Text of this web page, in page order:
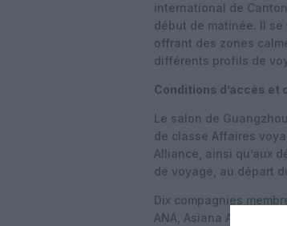
international de
début de matinée. Il
offrant des zones
différents profils de
Conditions d’accès
Le salon de
de classe Affaires
Alliance, ainsi qu’aux
de voyage, au départ
Dix compagnies
ANA, Asiana Airlines,